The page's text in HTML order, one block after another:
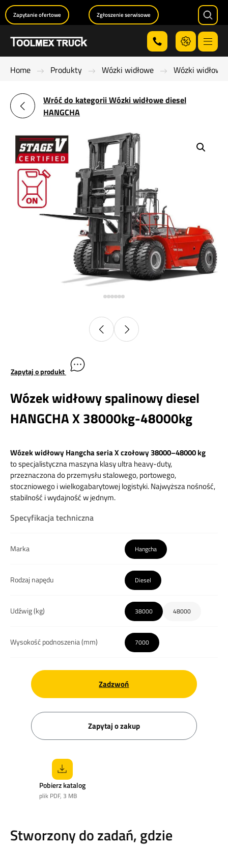
Menu
Zapytanie ofertowe Zgłoszenie serwisowe
Home Produkty Wózki widłowe Wózki
Wróć do kategorii Wózki widłowe diesel
HANGCHA
Zapytaj o produkt
Wózek widłowy spalinowy diesel
HANGCHA X 38000kg-48000kg
Wózek widłowy Hangcha seria X czołowy 38000–48000 kg
to specjalistyczna maszyna klasy ultra heavy-duty,
przeznaczona do przemysłu stalowego, portowego,
stoczniowego i wielkogabarytowej logistyki. Najwyższa nośność,
stabilność i wydajność w jednym.
Specyfikacja techniczna
Marka Hangcha
Rodzaj napędu Diesel
Udźwig (kg) 38000 48000
Wysokość podnoszenia (mm) 7000
Zadzwoń
Zapytaj o zakup
Pobierz katalog
plik PDF, 3 MB
Stworzony do zadań, gdzie